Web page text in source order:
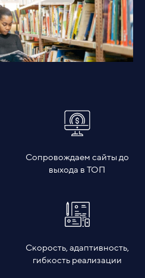
Сопровождаем сайты до
выхода в ТОП
Скорость, адаптивность,
гибкость реализации